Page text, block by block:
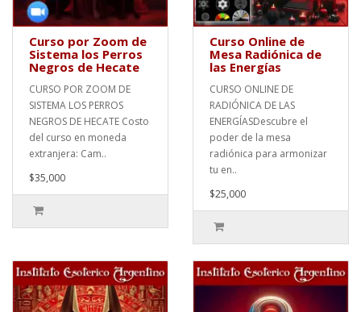
Curso por Zoom de
Sistema los Perros
Negros de Hecate
CURSO POR ZOOM DE
SISTEMA LOS PERROS
NEGROS DE HECATE Costo
del curso en moneda
extranjera: Cam..
$35,000
Curso Online de
Mesa Radiónica de
las Energías
CURSO ONLINE DE
RADIÓNICA DE LAS
ENERGÍASDescubre el
poder de la mesa
radiónica para armonizar
tu en..
$25,000